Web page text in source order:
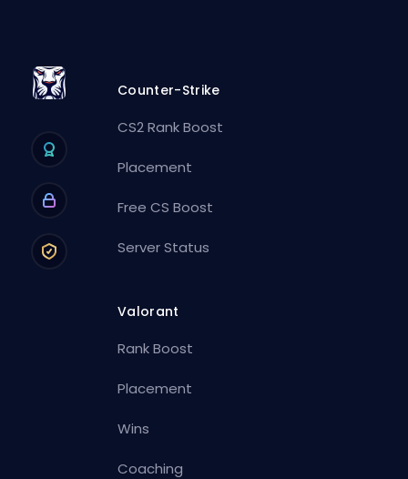
Counter-Strike
CS2 Rank Boost
Placement
Free CS Boost
Server Status
Valorant
Rank Boost
Placement
Wins
Coaching